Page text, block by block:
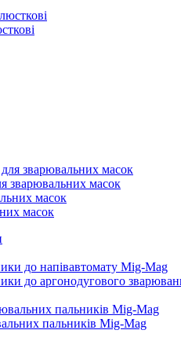
зварювальних масок
масок
до напівавтомату Mig-Mag
до аргонодугового
пальників Mig-Mag